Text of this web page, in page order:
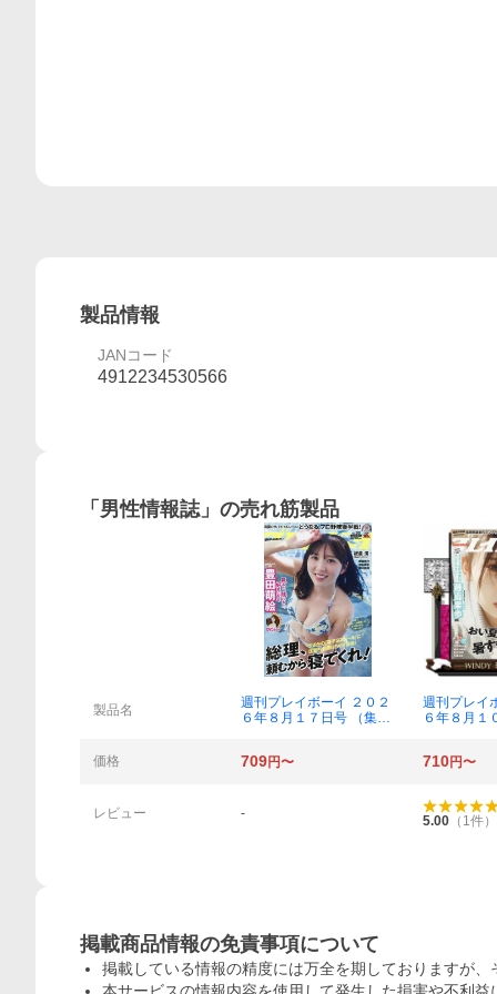
製品情報
JANコード
4912234530566
「 男性情報誌」の売れ筋製品
製品名
週刊プレイボーイ ２０２
６年８月１７日号 （集英
週刊プレイ
６年８月１
価格
709円〜 710円〜
レビュー - 5.00 （ 1件）
掲載商品情報の免責事項について
掲載している情報の精度には万全を期しておりますが